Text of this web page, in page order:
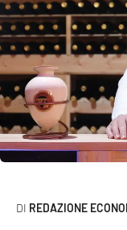
Sanità
Sport
Cultura
Podcast
Editoriali
REDAZIONE